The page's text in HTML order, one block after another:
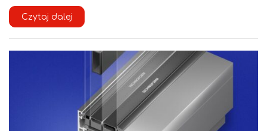
Czytaj dalej